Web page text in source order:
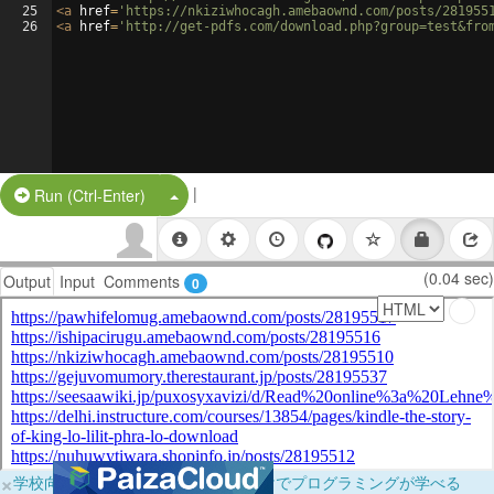
25
26
<a href= 'https://nkiziwhocagh.amebaownd.com/posts/
<a href= 'http://get-pdfs.com/
Run (Ctrl-Enter) Split Button!
|
Output Input Comments 0 (0.04 sec)
×学校向けに無料提供中！ブラウザだけでプログラミングが学べる